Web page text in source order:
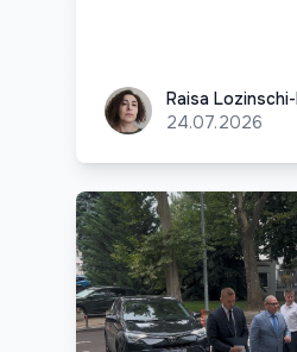
Raisa Lozinschi-Hadei
Raisa
24.07.2026